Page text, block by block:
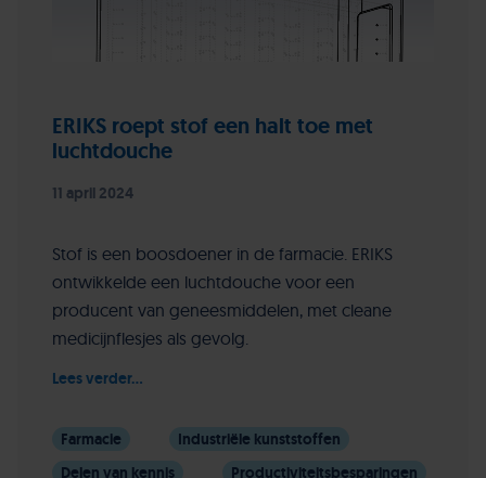
ERIKS roept stof een halt toe met
luchtdouche
11 april 2024
Stof is een boosdoener in de farmacie. ERIKS
ontwikkelde een luchtdouche voor een
producent van geneesmiddelen, met cleane
medicijnflesjes als gevolg.
Lees verder...
Farmacie
Industriële kunststoffen
Delen van kennis
Productiviteitsbesparingen